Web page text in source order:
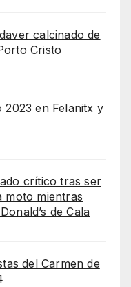
calcinado de
Cristo
2023 en Felanitx y
crítico tras ser
moto mientras
de Cala
del Carmen de